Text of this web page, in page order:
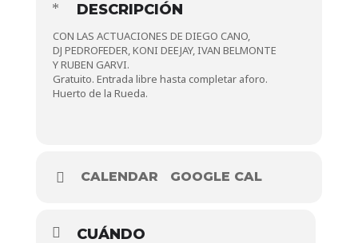
DESCRIPCIÓN
CON LAS ACTUACIONES DE DIEGO CANO,
DJ PEDROFEDER, KONI DEEJAY, IVAN BELMONTE
Y RUBEN GARVI.
Gratuito. Entrada libre hasta completar aforo.
Huerto de la Rueda.
CALENDAR GOOGLE CAL
CUÁNDO